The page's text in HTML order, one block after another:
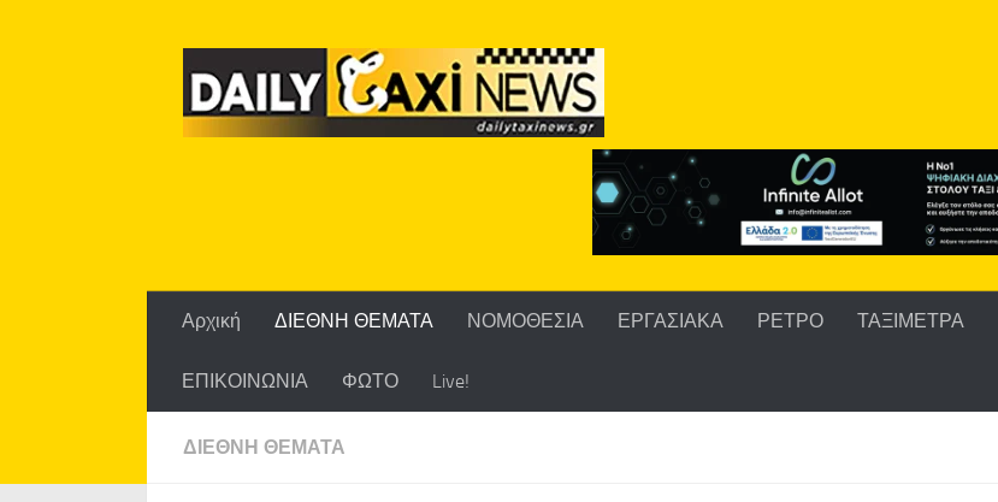
Αρχική ΔΙΕΘΝΗ ΘΕΜΑΤΑ ΝΟΜΟΘΕΣΙΑ ΕΡΓΑΣΙΑΚΑ ΡΕΤΡΟ ΤΑΞΙΜΕΤΡΑ
ΕΠΙΚΟΙΝΩΝΙΑ ΦΩΤΟ Live!
ΔΙΕΘΝΗ ΘΕΜΑΤΑ